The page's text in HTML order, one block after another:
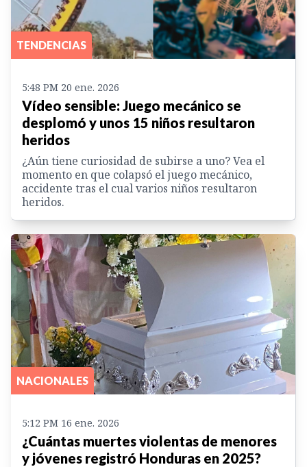
TENDENCIAS
5:48 PM 20 ene. 2026
Vídeo sensible: Juego mecánico se
desplomó y unos 15 niños resultaron
heridos
¿Aún tiene curiosidad de subirse a uno? Vea el
momento en que colapsó el juego mecánico,
accidente tras el cual varios niños resultaron
heridos.
NACIONALES
5:12 PM 16 ene. 2026
¿Cuántas muertes violentas de menores
y jóvenes registró Honduras en 2025?